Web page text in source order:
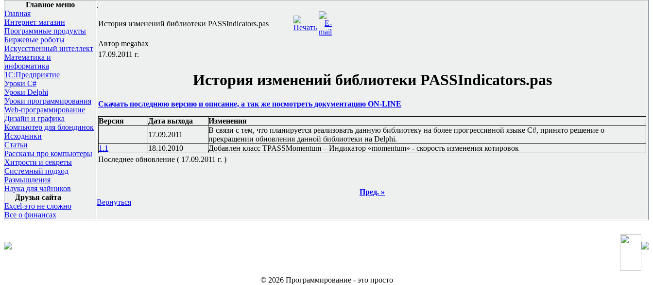
Главное меню
Главная
Интернет магазин
Программные продукты
Биржевые роботы
Искусственный интеллект
Математика и
информатика
1С:Предприятие
Уроки C#
Уроки Delphi
Уроки программирования
Web-программирование
Дизайн и графика
Компьютер для блондинок
Исходники
Статьи
Рассказы про компьютеры
Хитрости и секреты
Системный подход
Размышления
Наука для чайников
Друзья сайта
Excel-это не сложно
Все о финансах
.
История изменений библиотеки PASSIndicators.pas
Автор megabax
17.09.2011 г.
История изменений библиотеки PASSIndicators.pas
Скачать последнюю версию и описание, а так же посмотреть документацию ON-LINE
Версия Дата выхода
Изменения
17.09.2011
В связи с тем, что планируется реализовать данную библиотеку на более прогрессивной языке C#, принято решение о
прекращении обновления данной библиотеки на Delphi.
1.1
18.10.2010 Добавлен класс TPASSMomentum – Индикатор «momentum» - скорость изменения котировок
Последнее обновление ( 17.09.2011 г. )
Пред. »
Вернуться
© 2026 Программирование - это просто